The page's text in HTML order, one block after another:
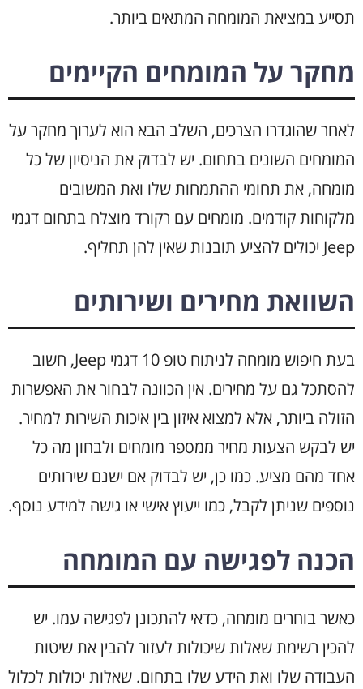
תסייע במציאת המומחה המתאים ביותר.
מחקר על המומחים הקיימים
לאחר שהוגדרו הצרכים, השלב הבא הוא לערוך מחקר על
המומחים השונים בתחום. יש לבדוק את הניסיון של כל
מומחה, את תחומי ההתמחות שלו ואת המשובים
מלקוחות קודמים. מומחים עם רקורד מוצלח בתחום דגמי
Jeep יכולים להציע תובנות שאין להן תחליף.
השוואת מחירים ושירותים
בעת חיפוש מומחה לניתוח טופ 10 דגמי Jeep, חשוב
להסתכל גם על מחירים. אין הכוונה לבחור את האפשרות
הזולה ביותר, אלא למצוא איזון בין איכות השירות למחיר.
יש לבקש הצעות מחיר ממספר מומחים ולבחון מה כל
אחד מהם מציע. כמו כן, יש לבדוק אם ישנם שירותים
נוספים שניתן לקבל, כמו ייעוץ אישי או גישה למידע נוסף.
הכנה לפגישה עם המומחה
כאשר בוחרים מומחה, כדאי להתכונן לפגישה עמו. יש
להכין רשימת שאלות שיכולות לעזור להבין את שיטות
העבודה שלו ואת הידע שלו בתחום. שאלות יכולות לכלול